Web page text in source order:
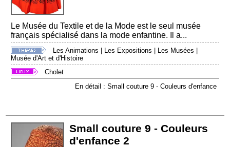
Le Musée du Textile et de la Mode est le seul musée
français spécialisé dans la mode enfantine. Il a...
Les Animations Les Expositions Les Musées
Musée d'Art et d'Histoire
Cholet
En détail : Small couture 9 - Couleurs d'enfance
Small couture 9 - Couleurs
d'enfance 2